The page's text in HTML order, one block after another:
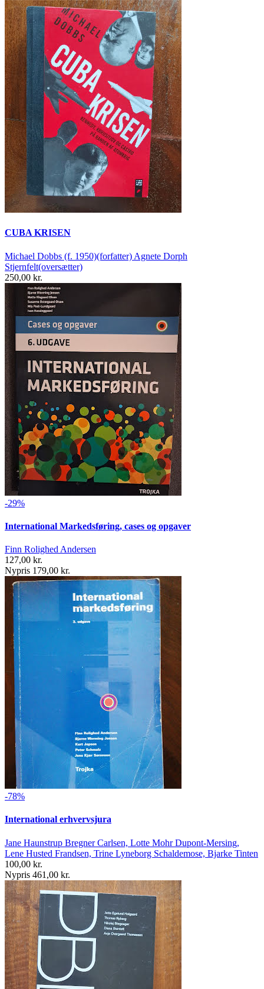
CUBA KRISEN
Michael Dobbs (f. 1950)(forfatter) Agnete Dorph
Stjernfelt(oversætter)
250,00 kr.
-29%
International Markedsføring, cases og opgaver
Finn Rolighed Andersen
127,00 kr.
Nypris 179,00 kr.
-78%
International erhvervsjura
Jane Haunstrup Bregner Carlsen, Lotte Mohr Dupont-Mersing,
Lene Husted Frandsen, Trine Lyneborg Schaldemose, Bjarke Tinten
100,00 kr.
Nypris 461,00 kr.